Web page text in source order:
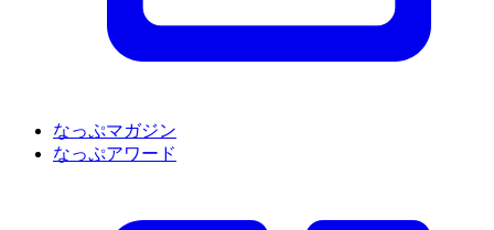
なっぷマガジン
なっぷアワード